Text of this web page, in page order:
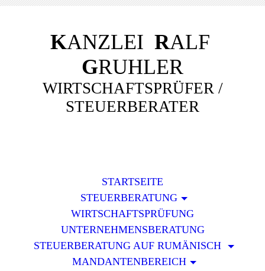
KANZLEI RALF
GRUHLER
WIRTSCHAFTSPRÜFER /
STEUERBERATER
STARTSEITE
STEUERBERATUNG
WIRTSCHAFTSPRÜFUNG
UNTERNEHMENSBERATUNG
STEUERBERATUNG AUF RUMÄNISCH
MANDANTENBEREICH